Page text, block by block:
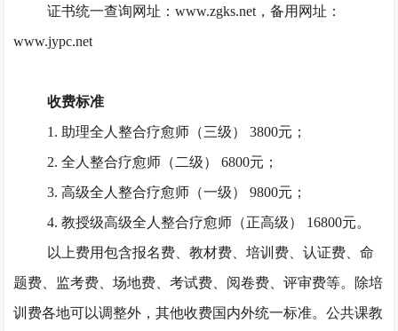
证书统一查询网址： www.zgks.net，备用网址：
www.jypc.net
收费标准
1. 助理全人整合疗愈师（三级） 3800元；
2. 全人整合疗愈师（二级） 6800元；
3. 高级全人整合疗愈师（一级） 9800元；
4. 教授级高级全人整合疗愈师（正高级） 16800元。
以上费用包含报名费、教材费、培训费、认证费、命
题费、监考费、场地费、考试费、阅卷费、评审费等。除培
训费各地可以调整外，其他收费国内外统一标准。公共课教